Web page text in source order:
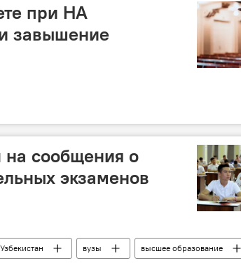
при НА
завышение
на сообщения о
экзаменов
Узбекистан вузы
высшее образование